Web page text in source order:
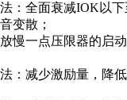
全面衰减IOK以下
变散；
一点压限器的启动
减少激励量，降低